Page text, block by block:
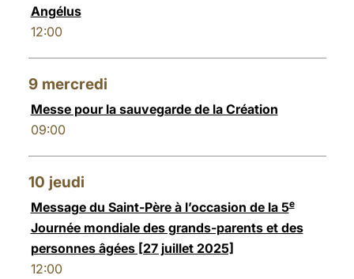
Angélus
12:00
9 mercredi
Messe pour la sauvegarde de la Création
09:00
10 jeudi
Message du Saint-Père à l’occasion de la 5e
Journée mondiale des grands-parents et des
personnes âgées [27 juillet 2025]
12:00